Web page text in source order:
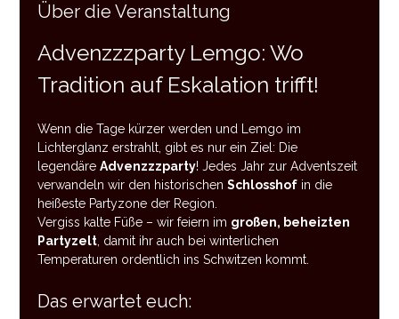
Über die Veranstaltung
Advenzzzparty Lemgo: Wo
Tradition auf Eskalation trifft!
Wenn die Tage kürzer werden und Lemgo im
Lichterglanz erstrahlt, gibt es nur ein Ziel: Die
legendäre Advenzzzparty! Jedes Jahr zur Adventszeit
verwandeln wir den historischen Schlosshof in die
heißeste Partyzone der Region.
Vergiss kalte Füße – wir feiern im großen, beheizten
Partyzelt , damit ihr auch bei winterlichen
Temperaturen ordentlich ins Schwitzen kommt.
Das erwartet euch: